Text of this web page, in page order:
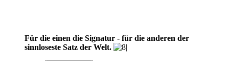
Für die einen die Signatur - für die anderen der
sinnloseste Satz der Welt.